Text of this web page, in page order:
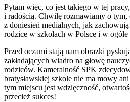
Pytam więc, co jest takiego w tej
i radością. Chwilę rozmawiamy o
z doniesień medialnych, jak
rodzice w szkołach w Polsce i w ogóle
Przed oczami stają nam obrazki
zakładających wiadro na głowę
rodziców. Kameralność SPK
bratysławskiej szkole nie ma mowy
tym miejscu jest wdzięczność,
przecież sukces!